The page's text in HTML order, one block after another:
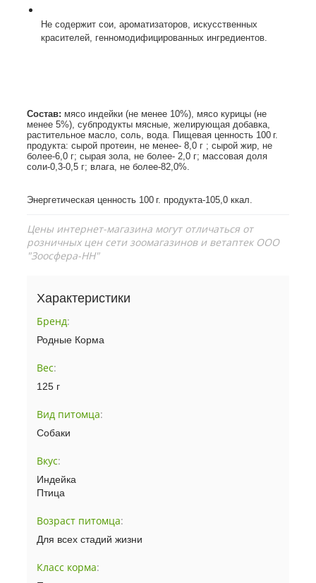
Не содержит сои, ароматизаторов, искусственных
красителей, генномодифицированных ингредиентов.
Состав: мясо индейки (не менее 10%), мясо курицы (не
менее 5%), субпродукты мясные, желирующая добавка,
растительное масло, соль, вода. Пищевая ценность 100 г.
продукта: сырой протеин, не менее- 8,0 г ; сырой жир, не
более-6,0 г; сырая зола, не более- 2,0 г; массовая доля
соли-0,3-0,5 г; влага, не более-82,0%.
Энергетическая ценность 100 г. продукта-105,0 ккал.
Цены интернет-магазина могут отличаться от
розничных цен сети зоомагазинов и ветаптек ООО
"Зоосфера-НН"
Характеристики
Бренд:
Родные Корма
Вес:
125 г
Вид питомца:
Собаки
Вкус:
Индейка
Птица
Возраст питомца:
Для всех стадий жизни
Класс корма: